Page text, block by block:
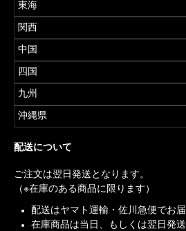
東海
関西
中国
四国
九州
沖縄県
配送について
ご注文は翌日発送となります。
（※在庫のある商品に限ります）
配送はヤマト運輸・佐川急便でお届
在庫商品は当日、もしくは翌日発